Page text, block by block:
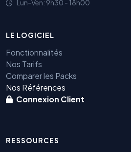
Lun-Ven: 9h30 - 18h00
LE LOGICIEL
Fonctionnalités
Nos Tarifs
Comparer les Packs
Nos Références
Connexion Client
RESSOURCES